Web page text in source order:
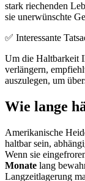
stark riechenden
sie unerwünschte
✅ Interessante
Um die Haltbarkeit
verlängern,
auszulegen, um
Wie lange
Amerikanische
haltbar sein,
Wenn sie
Monate lang
Langzeitlagerung